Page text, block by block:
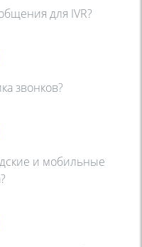
для IVR?
звонков?
и мобильные